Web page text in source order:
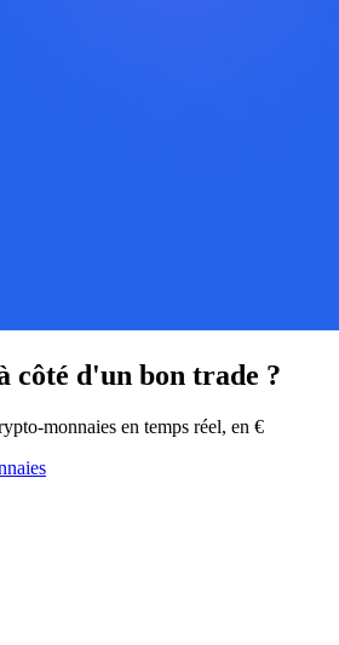
côté d'un bon trade ?
monnaies en temps réel, en €